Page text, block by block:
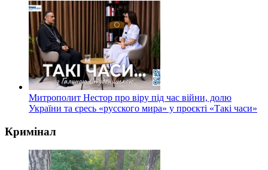
Митрополит Нестор про віру під час війни, долю
України та єресь «русского мира» у проєкті «Такі часи»
Кримінал